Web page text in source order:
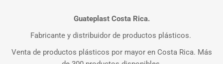
Guateplast Costa Rica.
Fabricante y distribuidor de productos plásticos.
Venta de productos plásticos por mayor en Costa Rica. Más